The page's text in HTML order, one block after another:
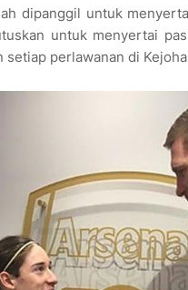
dipanggil untuk
untuk menyertai
setiap perlawanan di